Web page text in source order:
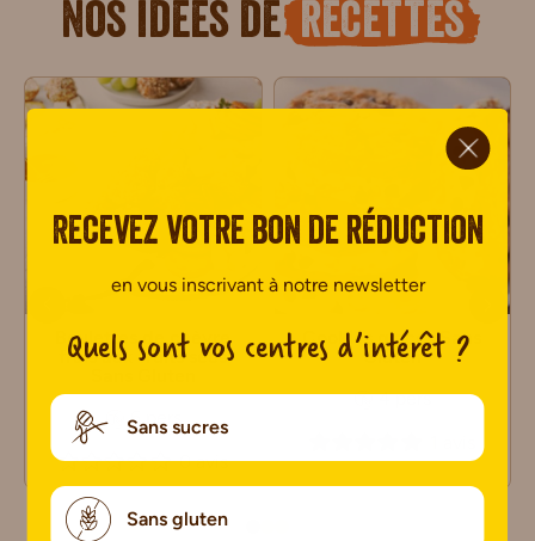
Nos idées de recettes
Boulettes de chèvre
frais aux fruits secs
6 pers
0 avis
Cookies glacés Sans
Gluten
4 pers
Recevez votre bon de réduction
en vous inscrivant à notre newsletter
Quels sont vos centres d’intérêt ?
Sans sucres
Sans gluten